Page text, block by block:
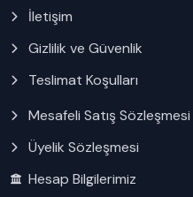
İletişim
Gizlilik ve Güvenlik
Teslimat Koşulları
Mesafeli Satış Sözleşmesi
Üyelik Sözleşmesi
Hesap Bilgilerimiz